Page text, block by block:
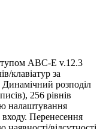
ABC-E v.12.3
клавіатур за
розподіл
256 рівнів
налаштування
Перенесення